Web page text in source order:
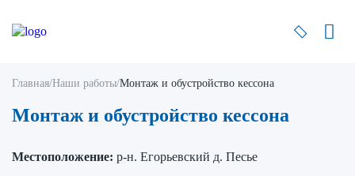
Главная/Наши работы/Монтаж и обустройство кессона
Монтаж и обустройство кессона
Местоположение: р-н. Егорьевский д. Песье